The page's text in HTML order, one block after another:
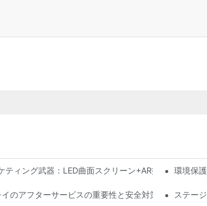
ティング武器：LED曲面スクリーン+AR技術の没入型
環境保
のアフターサービスの重要性と安全対策 ステー